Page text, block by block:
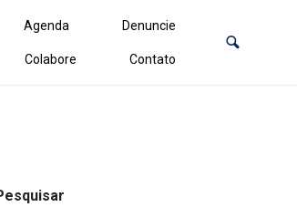
Agenda Denuncie
Colabore Contato